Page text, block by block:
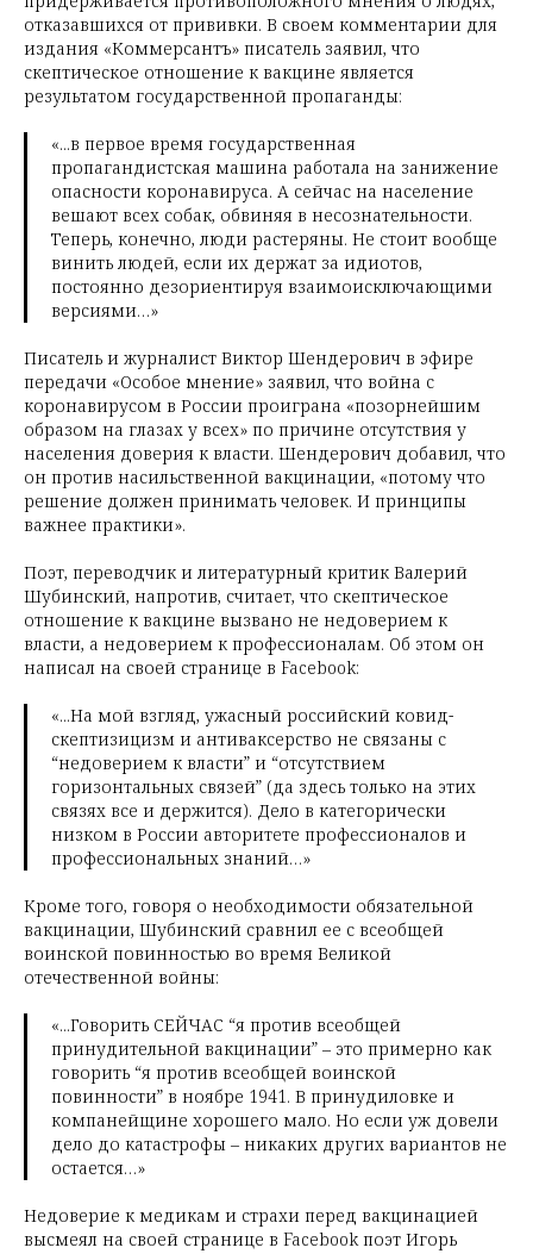
отказавшихся от прививки. В своем комментарии для
издания «Коммерсантъ» писатель заявил, что
скептическое отношение к вакцине является
результатом государственной пропаганды:
«...в первое время государственная
пропагандистская машина работала на занижение
опасности коронавируса. А сейчас на население
вешают всех собак, обвиняя в несознательности.
Теперь, конечно, люди растеряны. Не стоит вообще
винить людей, если их держат за идиотов,
постоянно дезориентируя взаимоисключающими
версиями…»
Писатель и журналист Виктор Шендерович в эфире
передачи «Особое мнение» заявил, что война с
коронавирусом в России проиграна «позорнейшим
образом на глазах у всех» по причине отсутствия у
населения доверия к власти. Шендерович добавил, что
он против насильственной вакцинации, «потому что
решение должен принимать человек. И принципы
важнее практики».
Поэт, переводчик и литературный критик Валерий
Шубинский, напротив, считает, что скептическое
отношение к вакцине вызвано не недоверием к
власти, а недоверием к профессионалам. Об этом он
написал на своей странице в Facebook:
«...На мой взгляд, ужасный российский ковид-
скептизицизм и антиваксерство не связаны с
“недоверием к власти” и “отсутствием
горизонтальных связей” (да здесь только на этих
связях все и держится). Дело в категорически
низком в России авторитете профессионалов и
профессиональных знаний…»
Кроме того, говоря о необходимости обязательной
вакцинации, Шубинский сравнил ее с всеобщей
воинской повинностью во время Великой
отечественной войны:
«...Говорить СЕЙЧАС “я против всеобщей
принудительной вакцинации” – это примерно как
говорить “я против всеобщей воинской
повинности” в ноябре 1941. В принудиловке и
компанейщине хорошего мало. Но если уж довели
дело до катастрофы – никаких других вариантов не
остается…»
Недоверие к медикам и страхи перед вакцинацией
высмеял на своей странице в Facebook поэт Игорь